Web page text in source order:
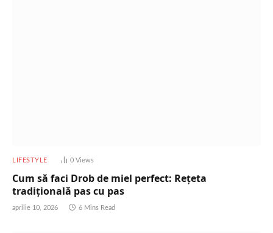
LIFESTYLE 0 Views
Cum să faci Drob de miel perfect: Rețeta
tradițională pas cu pas
aprilie 10, 2026 6 Mins Read